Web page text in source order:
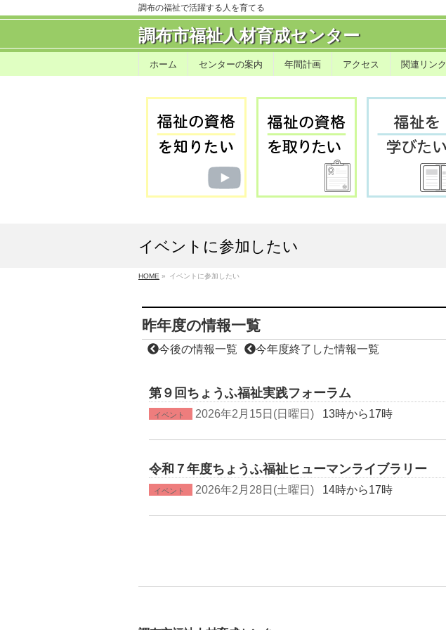
調布の福祉で活躍する人を育てる
調布市福祉人材育成センター
ホーム センターの案内 年間計画 アクセス 関連リンク
イベントに参加したい
HOME » イベントに参加したい
昨年度の情報一覧
今後の情報一覧 今年度終了した情報一覧
第９回ちょうふ福祉実践フォーラム
イベント 2026年2月15日(日曜日) 13時から17時
令和７年度ちょうふ福祉ヒューマンライブラリー
イベント 2026年2月28日(土曜日) 14時から17時